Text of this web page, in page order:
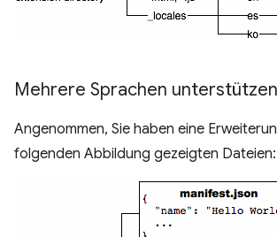
Mehrere Sprachen unterstützen
Angenommen, Sie haben eine
folgenden Abbildung gezeigten Dateien: